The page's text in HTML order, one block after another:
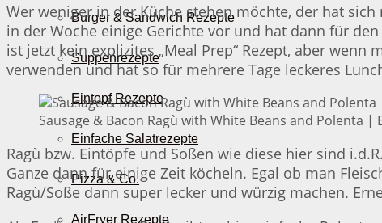
Burger & Sandwich Rezepte
Suppenrezepte
Eintopf Rezepte
Einfache Salatrezepte
Pizza & Co.
AirFryer Rezepte
Wer weniger in der Küche stehen möchte, der hat
in der Woche einige Gerichte vor und hat dann für
ist jetzt kein explizites „Meal Prep“ Rezept, aber
verwenden und hat so für mehrere Tage leckeres
Sausage & Bacon Ragù with White Beans and Polenta |
Ragù bzw. Eintöpfe und Soßen wie diese hier sind
Ganze dann für einige Zeit köcheln. Egal ob man
Ragù/Soße dann super lecker und würzig machen.